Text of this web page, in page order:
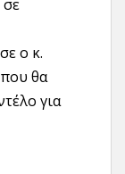
σε
ο κ.
θα
για